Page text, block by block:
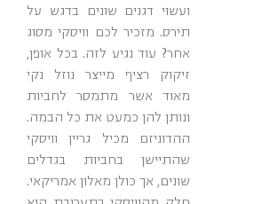
ועשוי דגנים שונים בדגש על
תירס. מזכיר לכם וויסקי מסוג
אחר? עוד נגיע לזה. בכל אופן,
זיקוק רציף מייצר נוזל נקי
מאוד אשר מתמסר לחביות
ונותן להן כמעט את כל הבמה.
ההדוניזם מכיל גריין וויסקי
שהתיישן בחביות בגדלים
שונים, אך כולן מאלון אמריקאי.